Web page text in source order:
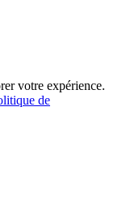
votre expérience.
de